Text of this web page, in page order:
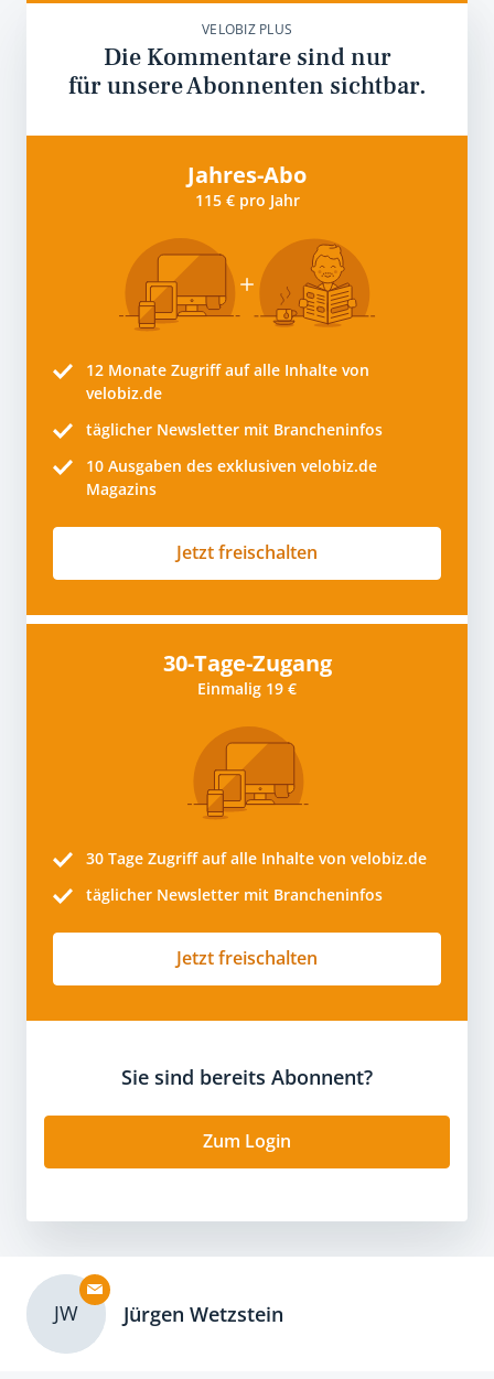
VELOBIZ PLUS
Die Kommentare sind nur
für unsere Abonnenten sichtbar.
Jahres-Abo
115 € pro Jahr
12 Monate Zugriff auf alle Inhalte von
velobiz.de
täglicher Newsletter mit Brancheninfos
10 Ausgaben des exklusiven velobiz.de
Magazins
Jetzt freischalten
30-Tage-Zugang
Einmalig 19 €
30 Tage Zugriff auf alle Inhalte von velobiz.de
täglicher Newsletter mit Brancheninfos
Jetzt freischalten
Sie sind bereits Abonnent?
Zum Login
JW Jürgen Wetzstein